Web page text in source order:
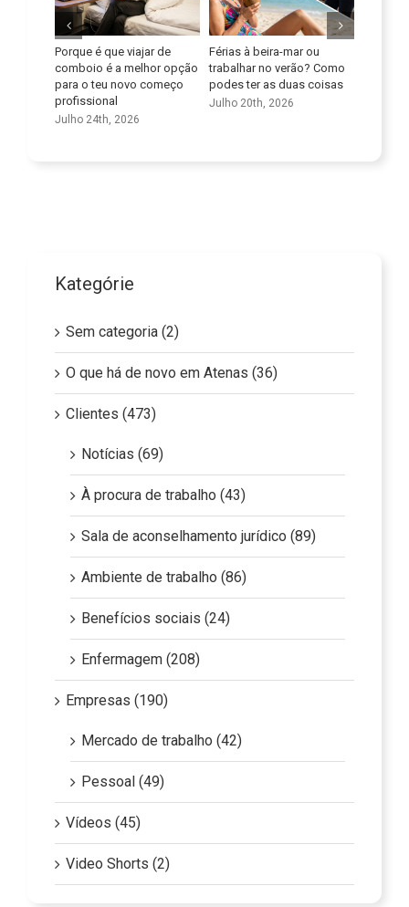
Porque é que viajar de
comboio é a melhor opção
para o teu novo começo
profissional
Julho 24th, 2026
Férias à beira-mar ou
trabalhar no verão? Como
podes ter as duas coisas
Julho 20th, 2026
Kategórie
Sem categoria (2)
O que há de novo em Atenas (36)
Clientes (473)
Notícias (69)
À procura de trabalho (43)
Sala de aconselhamento jurídico (89)
Ambiente de trabalho (86)
Benefícios sociais (24)
Enfermagem (208)
Empresas (190)
Mercado de trabalho (42)
Pessoal (49)
Vídeos (45)
Video Shorts (2)